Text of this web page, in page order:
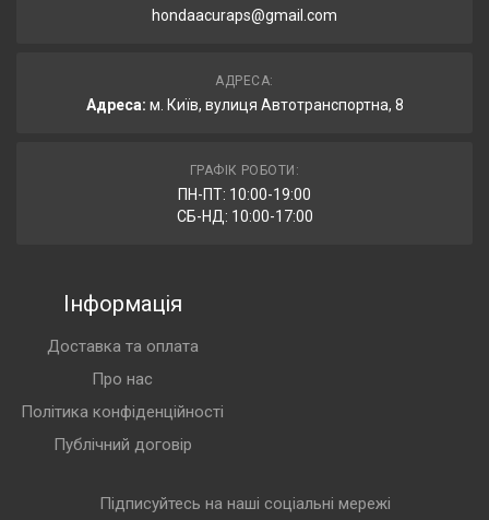
hondaacuraps@gmail.com
АДРЕСА:
Адреса: м. Київ, вулиця Автотранспортна, 8
ГРАФІК РОБОТИ:
ПН-ПТ: 10:00-19:00
СБ-НД: 10:00-17:00
Інформація
Доставка та оплата
Про нас
Політика конфіденційності
Публічний договір
Підписуйтесь на наші соціальні мережі